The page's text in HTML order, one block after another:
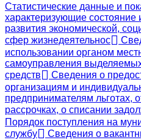
Статистические данные и
характеризующие состояние
развития экономической,
сфер жизнедеятельнос
использовании органом
самоуправления
средств
Сведения о
организациям и
предпринимателям льготах,
рассрочках, о списании
Порядок поступления на
службу
Сведения о